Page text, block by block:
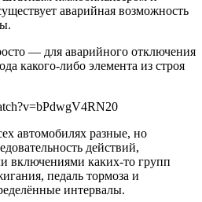
аварийная возможность
— для аварийного отключения
какого-либо элемента из строя
автомобилях разные, но
действий,
включениями каких-то групп
педаль тормоза и
интервалы.